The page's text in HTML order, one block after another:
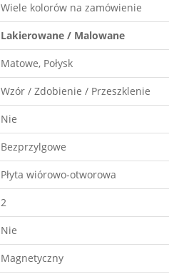
Wiele kolorów na zamówienie
Lakierowane / Malowane
Matowe, Połysk
Wzór / Zdobienie / Przeszklenie
Nie
Bezprzylgowe
Płyta wiórowo-otworowa
2
Nie
Magnetyczny